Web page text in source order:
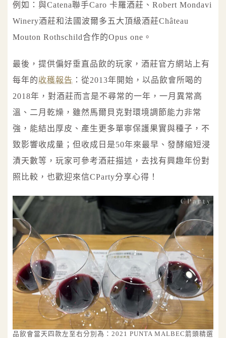
例如：與Catena聯手Caro 卡羅酒莊、Robert Mondavi
Winery酒莊和法國波爾多五大頂級酒莊Château
Mouton Rothschild合作的Opus one。
最後，提供偏好垂直品飲的玩家，酒莊官方網站上有
每年的收穫報告 ：從2013年開始，以品飲會所喝的
2018年，對酒莊而言是不尋常的一年，一月異常高
溫、二月乾燥，雖然馬爾貝克對環境調節能力非常
強，能結出厚皮、產生更多單寧保護果實與種子，不
致影響收成量；但收成日是50年來最早、發酵縮短浸
漬天數等，玩家可參考酒莊描述，去找有興趣年份對
照比較，也歡迎來信CParty分享心得！
品飲會當天四款左至右分別為：2021 PUNTA MALBEC箭頭精選